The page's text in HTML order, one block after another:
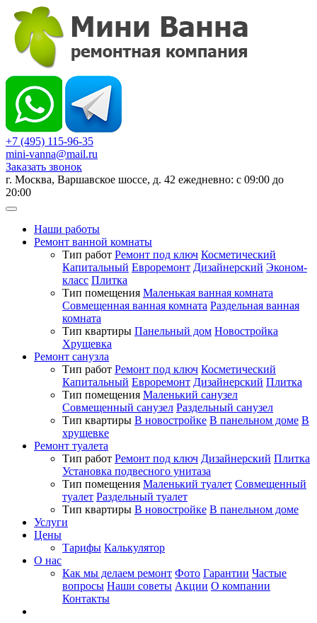
+7 (495) 115-96-35
mini-vanna@mail.ru
Заказать звонок
г. Москва, Варшавское шоссе, д. 42 ежедневно: с 09:00 до
20:00
Наши работы
Ремонт ванной комнаты
Тип работ Ремонт под ключ Косметический
Капитальный Евроремонт Дизайнерский Эконом-
класс Плитка
Тип помещения Маленькая ванная комната
Совмещенная ванная комната Раздельная ванная
комната
Тип квартиры Панельный дом Новостройка
Хрущевка
Ремонт санузла
Тип работ Ремонт под ключ Косметический
Капитальный Евроремонт Дизайнерский Плитка
Тип помещения Маленький санузел
Совмещенный санузел Раздельный санузел
Тип квартиры В новостройке В панельном доме В
хрущевке
Ремонт туалета
Тип работ Ремонт под ключ Дизайнерский Плитка
Установка подвесного унитаза
Тип помещения Маленький туалет Совмещенный
туалет Раздельный туалет
Тип квартиры В новостройке В панельном доме
Услуги
Цены
Тарифы Калькулятор
О нас
Как мы делаем ремонт Фото Гарантии Частые
вопросы Наши советы Акции О компании
Контакты